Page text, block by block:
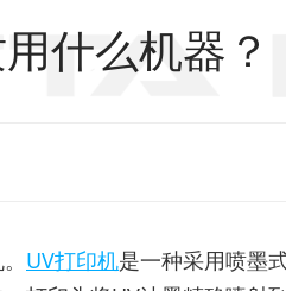
什么机器？
UV打印机是一种采用喷墨